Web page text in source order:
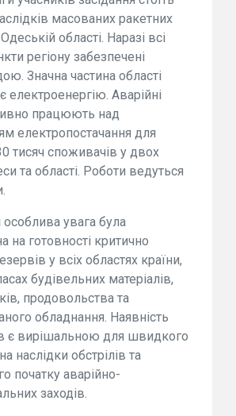
масованих ракетних
області. Наразі всі
регіону забезпечені
Значна частина області
електроенергію. Аварійні
працюють над
електропостачання для
тисяч споживачів у двох
та області. Роботи ведуться
особлива увага була
на готовності критично
у всіх областях країни,
будівельних матеріалів,
продовольства та
обладнання. Наявність
є вирішальною для швидкого
наслідки обстрілів та
початку аварійно-
заходів.